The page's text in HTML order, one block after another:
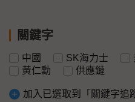
關鍵字
中國 SK海力士
黃仁勳
供應鏈
加入已選取到「關鍵字追